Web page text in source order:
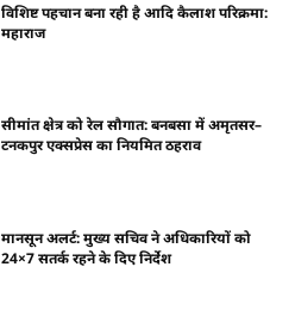
विशिष्ट पहचान बना रही है आदि कैलाश परिक्रमा:
महाराज
सीमांत क्षेत्र को रेल सौगात: बनबसा में अमृतसर–
टनकपुर एक्सप्रेस का नियमित ठहराव
मानसून अलर्ट: मुख्य सचिव ने अधिकारियों को
24×7 सतर्क रहने के दिए निर्देश